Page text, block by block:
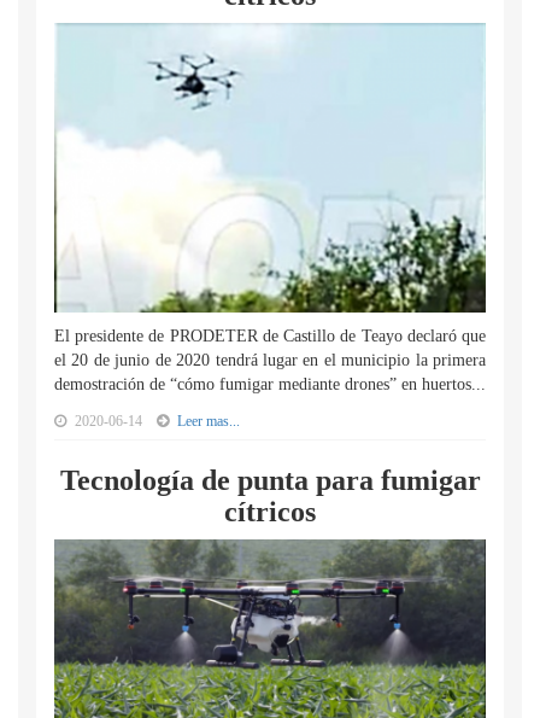
El presidente de PRODETER de Castillo de Teayo declaró que
el 20 de junio de 2020 tendrá lugar en el municipio la primera
demostración de “cómo fumigar mediante drones” en huertos...
2020-06-14 Leer mas...
Tecnología de punta para fumigar
cítricos